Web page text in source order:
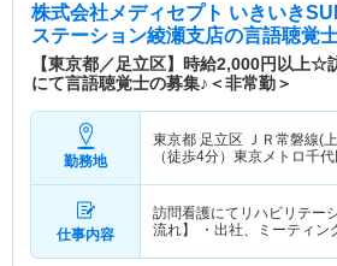
株式会社メディセプト いきいき
ステーション綾瀬支店の言語聴覚
【東京都／足立区】時給2,000円以上☆
にて言語聴覚士の募集♪＜非常勤＞
勤務地
東京都 足立区 ＪＲ常磐線(
（徒歩4分）東京メトロ千
仕事内容
訪問看護にてリハビリテー
流れ】 ・出社、ミーティ